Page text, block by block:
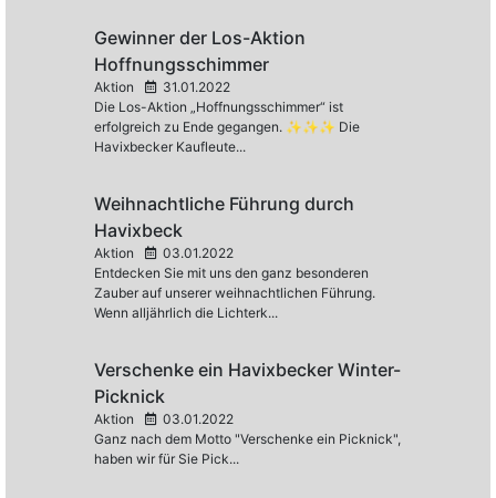
Gewinner der Los-Aktion
Hoffnungsschimmer
Aktion
31.01.2022
Die Los-Aktion „Hoffnungsschimmer“ ist
erfolgreich zu Ende gegangen. ✨✨✨ Die
Havixbecker Kaufleute...
Weihnachtliche Führung durch
Havixbeck
Aktion
03.01.2022
Entdecken Sie mit uns den ganz besonderen
Zauber auf unserer weihnachtlichen Führung.
Wenn alljährlich die Lichterk...
Verschenke ein Havixbecker Winter-
Picknick
Aktion
03.01.2022
Ganz nach dem Motto "Verschenke ein Picknick",
haben wir für Sie Pick...